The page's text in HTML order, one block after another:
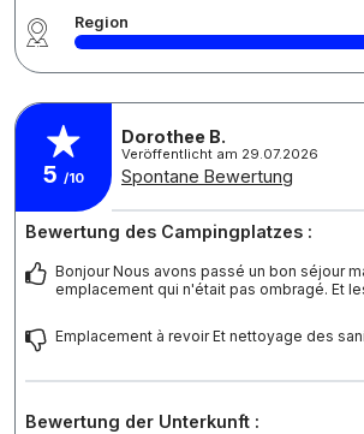
Region
5 /10
Dorothee B.
Veröffentlicht am 29.07.2026
Spontane Bewertung
Bewertung des Campingplatzes :
Bonjour Nous avons passé un bon séjour
emplacement qui n'était pas ombragé. Et
Emplacement à revoir Et nettoyage des
Bewertung der Unterkunft :